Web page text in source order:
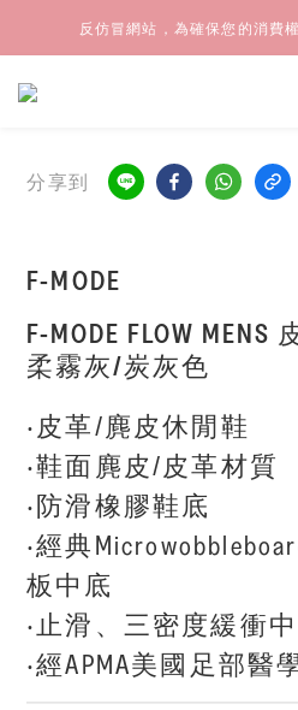
反仿冒網站，為確保您的消費
分享到
F-MODE
F-MODE FLOW
柔霧灰/炭灰色
‧皮革/麂皮休閒鞋
‧鞋面麂皮/皮革材質
‧防滑橡膠鞋底
‧經典
板中底
‧止滑、三密度緩衝
‧經APMA美國足部醫